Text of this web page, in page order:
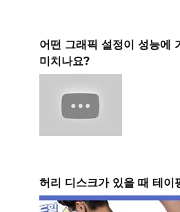
어떤 그래픽 설정이 성능에
미치나요?
허리 디스크가 있을 때 테이